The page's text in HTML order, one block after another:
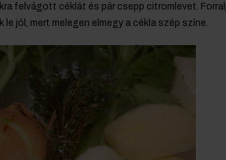
felvágott céklát és pár csepp citromlevet.
jól, mert melegen elmegy a cékla szép színe.